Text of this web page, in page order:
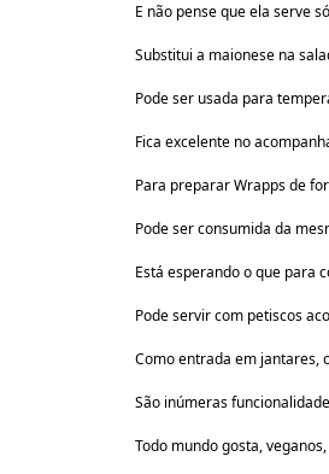
E não pense que ela serve
Substitui a maionese na
Pode ser usada para
Fica excelente no
Para preparar Wrapps de
Pode ser consumida da
Está esperando o que para
Pode servir com petiscos
Como entrada em jantares,
São inúmeras
Todo mundo gosta,